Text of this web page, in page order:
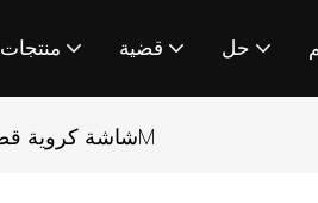
منتجات قضية حل
شاشة كروية قطرها 1M